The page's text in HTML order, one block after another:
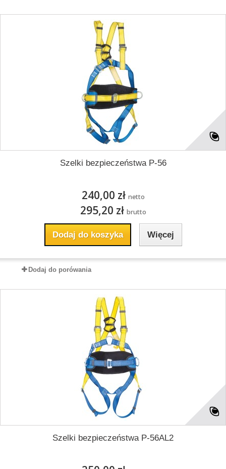
Szelki bezpieczeństwa P-56
240,00 zł netto
295,20 zł brutto
Dodaj do koszyka Więcej
Dodaj do porówania
Szelki bezpieczeństwa P-56AL2